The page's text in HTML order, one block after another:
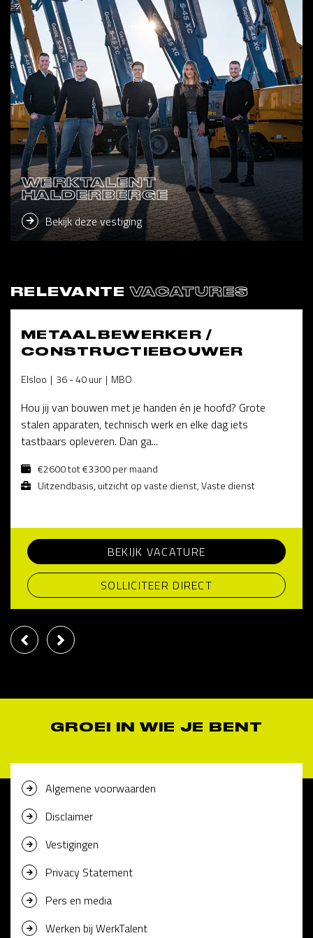
WERKTALENT
HALDERBERGE
Bekijk deze vestiging
RELEVANTEVACATURES
METAALBEWERKER /
CONSTRUCTIEBOUWER
Elsloo 36 - 40 uur MBO
Hou jij van bouwen met je handen én je hoofd? Grote
stalen apparaten, technisch werk en elke dag iets
tastbaars opleveren. Dan ga...
€2600 tot €3300 per maand
Uitzendbasis, uitzicht op vaste dienst, Vaste dienst
BEKIJK VACATURE
SOLLICITEER DIRECT
GROEI IN WIE JE BENT
Algemene voorwaarden
Disclaimer
Vestigingen
Privacy Statement
Pers en media
Werken bij WerkTalent